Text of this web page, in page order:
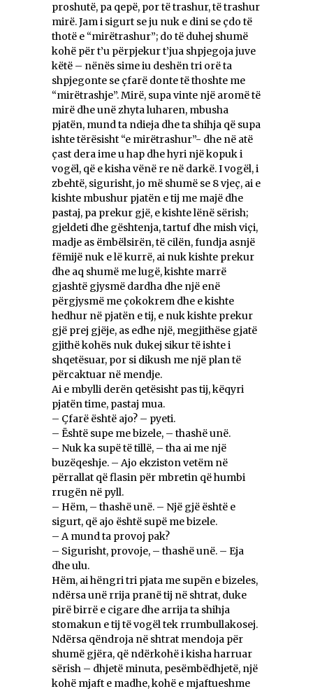
proshutë, pa qepë, por të trashur, të trashur
mirë. Jam i sigurt se ju nuk e dini se çdo të
thotë e “mirëtrashur”; do të duhej shumë
kohë për t’u përpjekur t’jua shpjegoja juve
këtë – nënës sime iu deshën tri orë ta
shpjegonte se çfarë donte të thoshte me
“mirëtrashje”. Mirë, supa vinte një aromë të
mirë dhe unë zhyta luharen, mbusha
pjatën, mund ta ndieja dhe ta shihja që supa
ishte tërësisht “e mirëtrashur”- dhe në atë
çast dera ime u hap dhe hyri një kopuk i
vogël, që e kisha vënë re në darkë. I vogël, i
zbehtë, sigurisht, jo më shumë se 8 vjeç, ai e
kishte mbushur pjatën e tij me majë dhe
pastaj, pa prekur gjë, e kishte lënë sërish;
gjeldeti dhe gështenja, tartuf dhe mish viçi,
madje as ëmbëlsirën, të cilën, fundja asnjë
fëmijë nuk e lë kurrë, ai nuk kishte prekur
dhe aq shumë me lugë, kishte marrë
gjashtë gjysmë dardha dhe një enë
përgjysmë me çokokrem dhe e kishte
hedhur në pjatën e tij, e nuk kishte prekur
gjë prej gjëje, as edhe një, megjithëse gjatë
gjithë kohës nuk dukej sikur të ishte i
shqetësuar, por si dikush me një plan të
përcaktuar në mendje.
Ai e mbylli derën qetësisht pas tij, këqyri
pjatën time, pastaj mua.
– Çfarë është ajo? – pyeti.
– Është supe me bizele, – thashë unë.
– Nuk ka supë të tillë, – tha ai me një
buzëqeshje. – Ajo ekziston vetëm në
përrallat që flasin për mbretin që humbi
rrugën në pyll.
– Hëm, – thashë unë. – Një gjë është e
sigurt, që ajo është supë me bizele.
– A mund ta provoj pak?
– Sigurisht, provoje, – thashë unë. – Eja
dhe ulu.
Hëm, ai hëngri tri pjata me supën e bizeles,
ndërsa unë rrija pranë tij në shtrat, duke
pirë birrë e cigare dhe arrija ta shihja
stomakun e tij të vogël tek rrumbullakosej.
Ndërsa qëndroja në shtrat mendoja për
shumë gjëra, që ndërkohë i kisha harruar
sërish – dhjetë minuta, pesëmbëdhjetë, një
kohë mjaft e madhe, kohë e mjaftueshme